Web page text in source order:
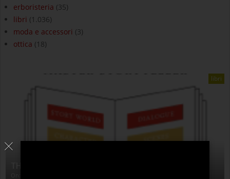
erboristeria (35)
libri (1.036)
moda e accessori (3)
ottica (18)
libri